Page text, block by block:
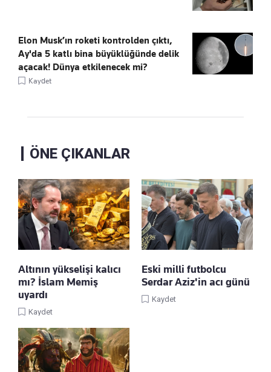
Elon Musk’ın roketi kontrolden çıktı,
Ay'da 5 katlı bina büyüklüğünde delik
açacak! Dünya etkilenecek mi?
Kaydet
ÖNE ÇIKANLAR
Altının yükselişi kalıcı
mı? İslam Memiş
uyardı
Kaydet
Eski milli futbolcu
Serdar Aziz'in acı günü
Kaydet